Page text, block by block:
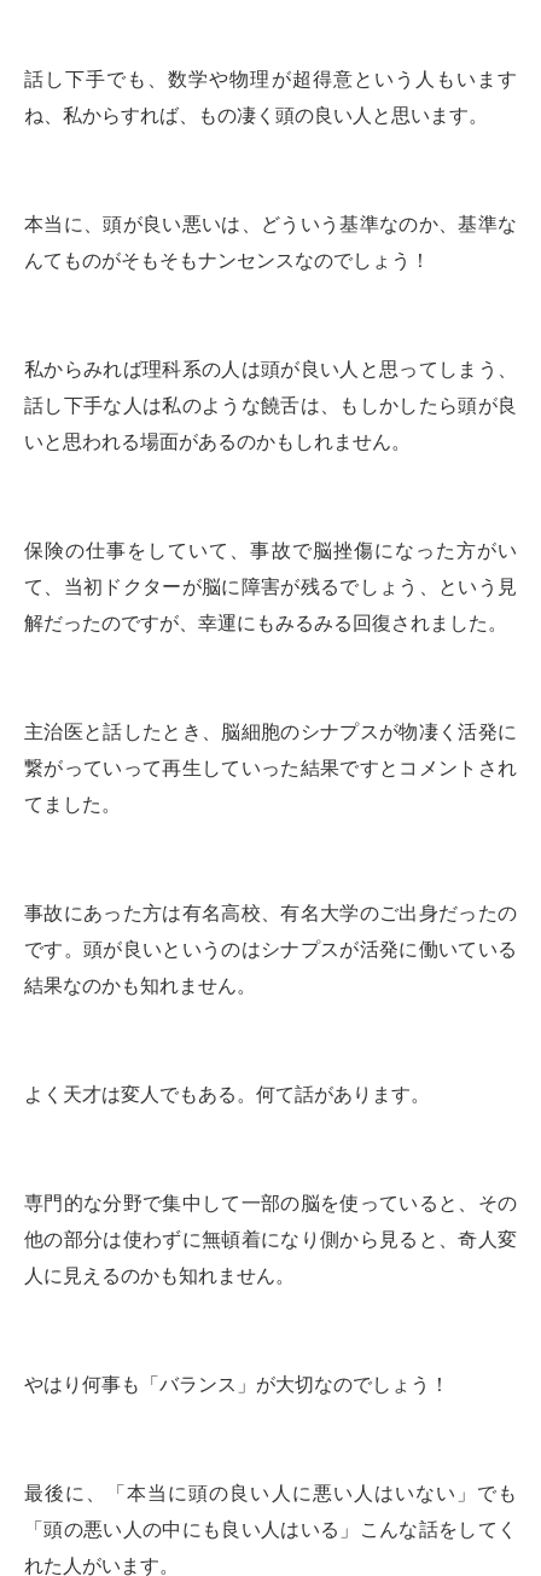
話し下手でも、数学や物理が超得意という人もいます
ね、私からすれば、もの凄く頭の良い人と思います。
本当に、頭が良い悪いは、どういう基準なのか、基準な
んてものがそもそもナンセンスなのでしょう！
私からみれば理科系の人は頭が良い人と思ってしまう、
話し下手な人は私のような饒舌は、もしかしたら頭が良
いと思われる場面があるのかもしれません。
保険の仕事をしていて、事故で脳挫傷になった方がい
て、当初ドクターが脳に障害が残るでしょう、という見
解だったのですが、幸運にもみるみる回復されました。
主治医と話したとき、脳細胞のシナプスが物凄く活発に
繋がっていって再生していった結果ですとコメントされ
てました。
事故にあった方は有名高校、有名大学のご出身だったの
です。頭が良いというのはシナプスが活発に働いている
結果なのかも知れません。
よく天才は変人でもある。何て話があります。
専門的な分野で集中して一部の脳を使っていると、その
他の部分は使わずに無頓着になり側から見ると、奇人変
人に見えるのかも知れません。
やはり何事も「バランス」が大切なのでしょう！
最後に、「本当に頭の良い人に悪い人はいない」でも
「頭の悪い人の中にも良い人はいる」こんな話をしてく
れた人がいます。